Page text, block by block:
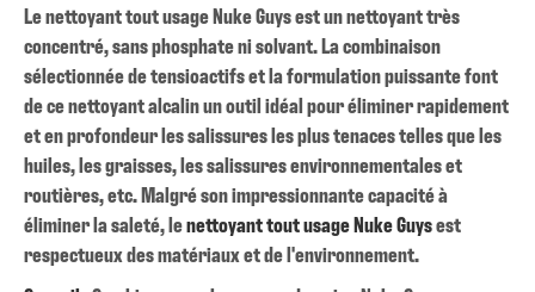
Le nettoyant tout usage Nuke Guys est un nettoyant très
concentré, sans phosphate ni solvant. La combinaison
sélectionnée de tensioactifs et la formulation puissante font
de ce nettoyant alcalin un outil idéal pour éliminer rapidement
et en profondeur les salissures les plus tenaces telles que les
huiles, les graisses, les salissures environnementales et
routières, etc. Malgré son impressionnante capacité à
éliminer la saleté, lenettoyant tout usage Nuke Guysest
respectueux des matériaux et de l'environnement.